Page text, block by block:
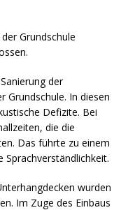
Grundschule
der
Grundschule. In diesen
Defizite. Bei
die die
Das führte zu einem
wurden
Im Zuge des Einbaus